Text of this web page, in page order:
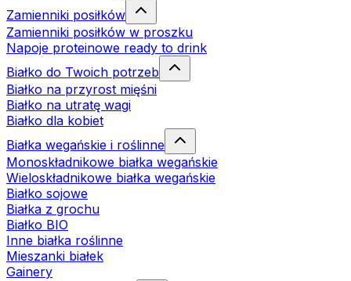
Zamienniki posiłków
Zamienniki posiłków w proszku
Napoje proteinowe ready to drink
Białko do Twoich potrzeb
Białko na przyrost mięśni
Białko na utratę wagi
Białko dla kobiet
Białka wegańskie i roślinne
Monoskładnikowe białka wegańskie
Wieloskładnikowe białka wegańskie
Białko sojowe
Białka z grochu
Białko BIO
Inne białka roślinne
Mieszanki białek
Gainery